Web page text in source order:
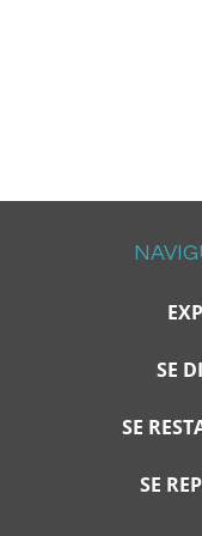
SE
SE
SE